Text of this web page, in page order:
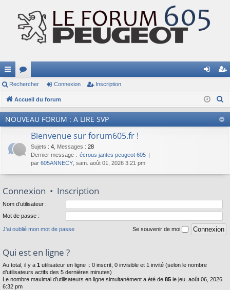
ac
co
ur
or
u
m
ne cri
pti
Rechercher Connexion Inscription
Accueil du forum
NOUVEAU FORUM : A LIRE SVP
Bienvenue sur forum605.fr !
Sujets : 4 Messages : 28
Dernier message : écrous jantes peugeot 605
par 605ANNECY , sam. août 01, 2026 3:21 pm
Connexion • Inscription
Nom d’utilisateur :
Mot de passe :
J’ai oublié mon mot de passe Se souvenir de moi
Qui est en ligne ?
Au total, il y a 1 utilisateur en ligne :: 0 inscrit, 0 invisible et 1 invité (selon le nombre
d’utilisateurs actifs des 5 dernières minutes)
Le nombre maximal d’utilisateurs en ligne simultanément a été de 85 le jeu. août 06, 2026
6:32 pm